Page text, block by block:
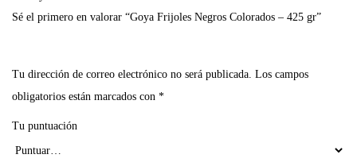
Sé el primero en valorar “Goya Frijoles Negros Colorados – 425 gr”
Tu dirección de correo electrónico no será publicada. Los campos
obligatorios están marcados con *
Tu puntuación